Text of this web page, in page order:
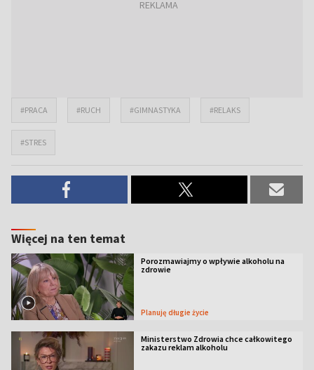
#PRACA #RUCH #GIMNASTYKA #RELAKS
#STRES
Więcej na ten temat
Porozmawiajmy o wpływie alkoholu na
zdrowie
Planuję długie życie
Ministerstwo Zdrowia chce całkowitego
zakazu reklam alkoholu